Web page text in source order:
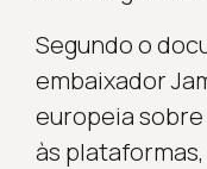
Segundo o
embaixador
europeia
às